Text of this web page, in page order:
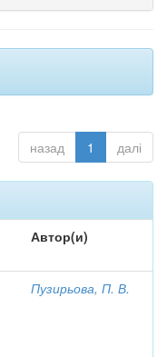
назад 1 далі
Автор(и)
Пузирьова, П. В.